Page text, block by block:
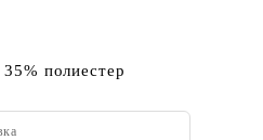
полиестер